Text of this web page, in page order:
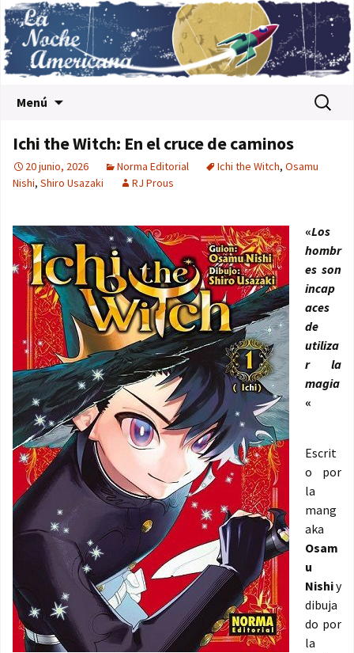
Menú Buscar:
Ichi the Witch: En el cruce de caminos
20 junio, 2026 Norma Editorial Ichi the Witch, Osamu
Nishi, Shiro Usazaki RJ Prous
«Los
hombr
es son
incap
aces
de
utiliza
r la
magia
«
Escrit
o por
la
mang
aka
Osam
u
Nishiy
dibuja
do por
la